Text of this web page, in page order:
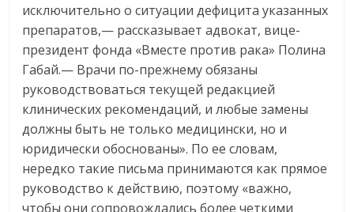
исключительно о ситуации дефицита указанных
препаратов,— рассказывает адвокат, вице-
президент фонда «Вместе против рака» Полина
Габай.— Врачи по-прежнему обязаны
руководствоваться текущей редакцией
клинических рекомендаций, и любые замены
должны быть не только медицински, но и
юридически обоснованы». По ее словам,
нередко такие письма принимаются как прямое
руководство к действию, поэтому «важно,
чтобы они сопровождались более четкими